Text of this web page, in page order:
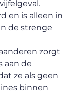
en is alleen in
de strenge
zorgt
aan de
ze als geen
binnen